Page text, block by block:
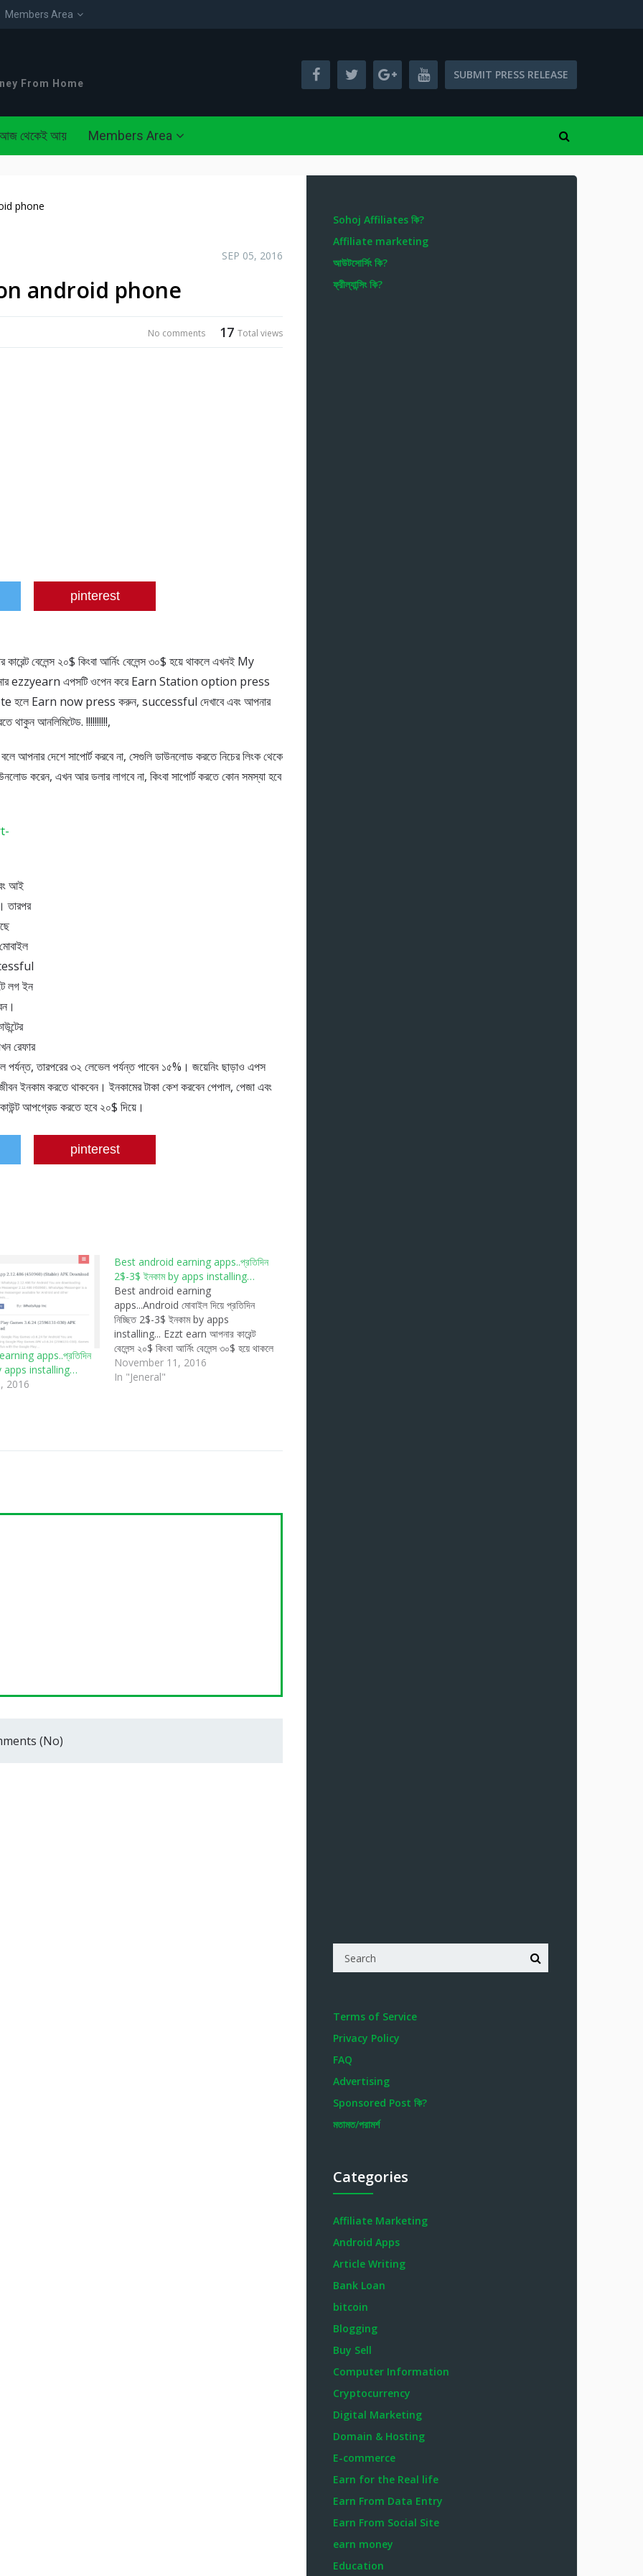
Members Area
From Home
SUBMIT PRESS RELEASE
থেকেই আয় Members Area
phone
SEP 05, 2016
android phone
17 Total views
No comments
pinterest
বেলেন্স ২০$ কিংবা আর্নিং বেলেন্স ৩০$ হয়ে থাকলে এখনই My
ezzyearn এপসটি ওপেন করে Earn Station option press
Earn now press করুন, successful দেখাবে এবং আপনার
আনলিমিটেড. !!!!!!!!!!,
আপনার দেশে সাপোর্ট করবে না, সেগুলি ডাউনলোড করতে নিচের লিংক থেকে
করেন, এখন আর ডলার লাগবে না, কিংবা সাপোর্ট করতে কোন সমস্যা হবে
আই
লগ ইন
রেফার
তারপরের ৩২ লেভেল পর্যন্ত পাবেন ১৫%। জয়েনিং ছাড়াও এপস
ইনকাম করতে থাকবেন। ইনকামের টাকা কেশ করবেন পেপাল, পেজা এবং
আপগ্রেড করতে হবে ২০$ দিয়ে।
pinterest
apps..প্রতিদিন
apps installing…
2016
Best android earning apps..প্রতিদিন
2$-3$ ইনকাম by apps installing…
Best android earning
apps...Android মোবাইল দিয়ে প্রতিদিন
নিচ্ছিত 2$-3$ ইনকাম by apps
installing... Ezzt earn আপনার কারেন্ট
বেলেন্স ২০$ কিংবা আর্নিং বেলেন্স ৩০$ হয়ে থাকলে
এখনই My transaction অপশনে গিয়ে
Withdraw করেন। ‍ কাজ: আপনার
November 11, 2016
In "Jeneral"
(No)
Sohoj Affiliates কি?
Affiliate marketing
আউটসোর্সিং কি?
ফ্রীল্যান্সিং কি?
Terms of Service
Privacy Policy
FAQ
Advertising
Sponsored Post কি?
মতামত/পরামর্শ
Categories
Affiliate Marketing
Android Apps
Article Writing
Bank Loan
bitcoin
Blogging
Buy Sell
Computer Information
Cryptocurrency
Digital Marketing
Domain & Hosting
E-commerce
Earn for the Real life
Earn From Data Entry
Earn From Social Site
earn money
Education